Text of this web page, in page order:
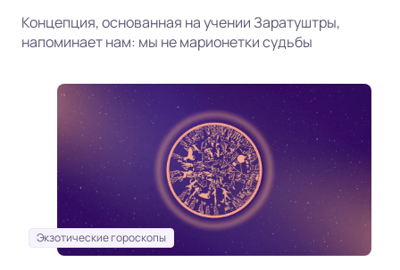
Концепция, основанная на учении Заратуштры,
напоминает нам: мы не марионетки судьбы
Экзотические гороскопы